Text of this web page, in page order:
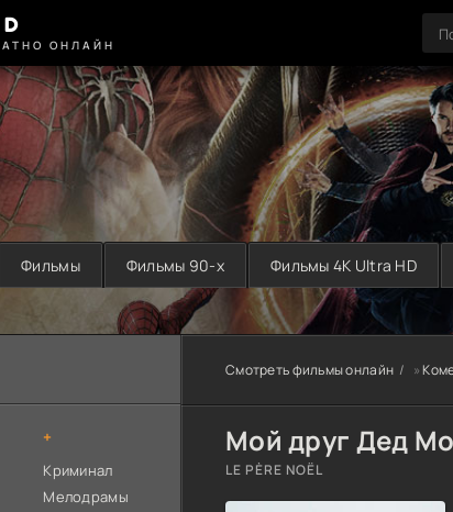
ОНЛАЙН
Фильмы Фильмы 90-х Фильмы 4K Ultra HD
Смотреть фильмы онлайн »
Мой друг Дед
LE PÈRE NOËL
+
Криминал
Мелодрамы